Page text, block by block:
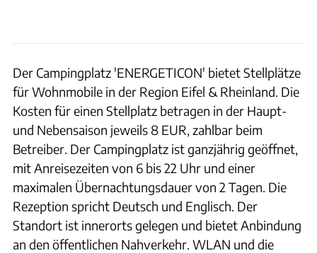
Der Campingplatz 'ENERGETICON' bietet Stellplätze
für Wohnmobile in der Region Eifel & Rheinland. Die
Kosten für einen Stellplatz betragen in der Haupt-
und Nebensaison jeweils 8 EUR, zahlbar beim
Betreiber. Der Campingplatz ist ganzjährig geöffnet,
mit Anreisezeiten von 6 bis 22 Uhr und einer
maximalen Übernachtungsdauer von 2 Tagen. Die
Rezeption spricht Deutsch und Englisch. Der
Standort ist innerorts gelegen und bietet Anbindung
an den öffentlichen Nahverkehr. WLAN und die